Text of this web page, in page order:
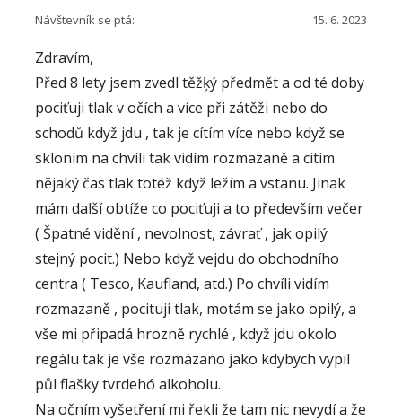
základě příslušných vyšetření. Nemusí být
možná bude vyhovovat laserový zákrok (SLT),
CFK.
Návštevník se ptá: 15. 6. 2023
Zdravím,
Před 8 lety jsem zvedl těžķý předmět a od té doby
pociťuji tlak v očích a více při zátěži nebo do
schodů když jdu , tak je cítím více nebo když se
skloním na chvíli tak vidím rozmazaně a citím
nějaký čas tlak totéž když ležím a vstanu. Jinak
mám další obtíže co pociťuji a to především večer
( Špatné vidění , nevolnost, závrať , jak opilý
stejný pocit.) Nebo když vejdu do obchodního
centra ( Tesco, Kaufland, atd.) Po chvíli vidím
rozmazaně , pocituji tlak, motám se jako opilý, a
vše mi připadá hrozně rychlé , když jdu okolo
regálu tak je vše rozmázano jako kdybych vypil
půl flašky tvrdehó alkoholu.
Na očním vyšetření mi řekli že tam nic nevydí a že